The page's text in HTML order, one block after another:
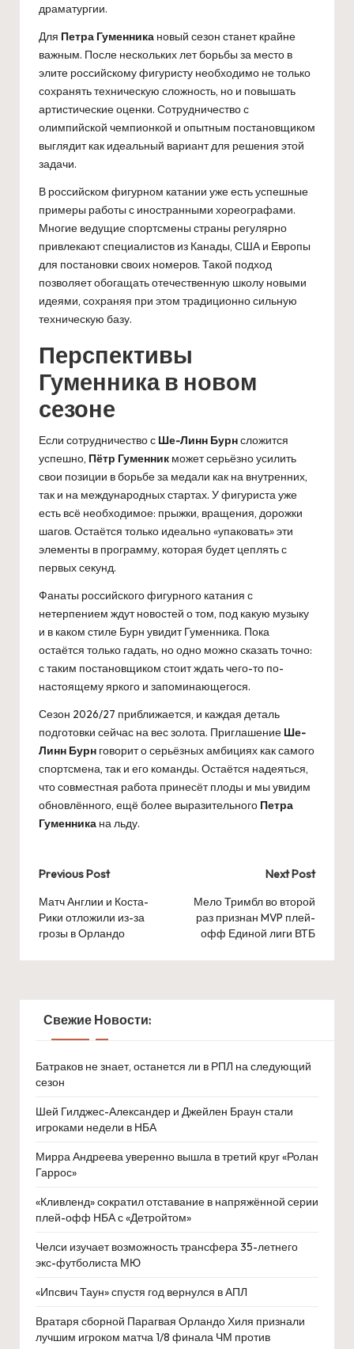
драматургии.
Для Петра Гуменника новый сезон станет крайне
важным. После нескольких лет борьбы за место в
элите российскому фигуристу необходимо не только
сохранять техническую сложность, но и повышать
артистические оценки. Сотрудничество с
олимпийской чемпионкой и опытным постановщиком
выглядит как идеальный вариант для решения этой
задачи.
В российском фигурном катании уже есть успешные
примеры работы с иностранными хореографами.
Многие ведущие спортсмены страны регулярно
привлекают специалистов из Канады, США и Европы
для постановки своих номеров. Такой подход
позволяет обогащать отечественную школу новыми
идеями, сохраняя при этом традиционно сильную
техническую базу.
Перспективы
Гуменника в новом
сезоне
Если сотрудничество с Ше-Линн Бурнсложится
успешно, Пётр Гуменник может серьёзно усилить
свои позиции в борьбе за медали как на внутренних,
так и на международных стартах. У фигуриста уже
есть всё необходимое: прыжки, вращения, дорожки
шагов. Остаётся только идеально «упаковать» эти
элементы в программу, которая будет цеплять с
первых секунд.
Фанаты российского фигурного катания с
нетерпением ждут новостей о том, под какую музыку
и в каком стиле Бурн увидит Гуменника. Пока
остаётся только гадать, но одно можно сказать точно:
с таким постановщиком стоит ждать чего-то по-
настоящему яркого и запоминающегося.
Сезон 2026/27 приближается, и каждая деталь
подготовки сейчас на вес золота. Приглашение Ше-
Линн Бурн говорит о серьёзных амбициях как самого
спортсмена, так и его команды. Остаётся надеяться,
что совместная работа принесёт плоды и мы увидим
обновлённого, ещё более выразительного Петра
Гуменника на льду.
Post
navigation
Previous Post
Матч Англии и Коста-
Рики отложили из-за
грозы в Орландо
Next Post
Мело Тримбл во второй
раз признан MVP плей-
офф Единой лиги ВТБ
Свежие Новости:
Батраков не знает, останется ли в РПЛ на следующий
сезон
Шей Гилджес-Александер и Джейлен Браун стали
игроками недели в НБА
Мирра Андреева уверенно вышла в третий круг «Ролан
Гаррос»
«Кливленд» сократил отставание в напряжённой серии
плей-офф НБА с «Детройтом»
Челси изучает возможность трансфера 35-летнего
экс-футболиста МЮ
«Ипсвич Таун» спустя год вернулся в АПЛ
Вратаря сборной Парагвая Орландо Хиля признали
лучшим игроком матча 1/8 финала ЧМ против